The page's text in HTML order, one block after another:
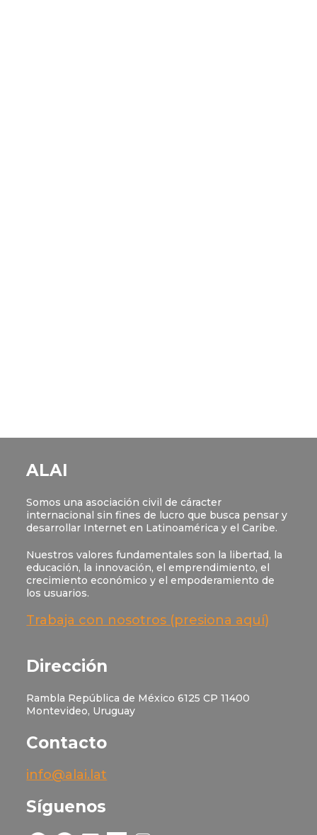
ALAI
Somos una asociación civil de cáracter
internacional sin fines de lucro que busca pensar y
desarrollar Internet en Latinoamérica y el Caribe.
Nuestros valores fundamentales son la libertad, la
educación, la innovación, el emprendimiento, el
crecimiento económico y el empoderamiento de
los usuarios.
Trabaja con nosotros (presiona aquí)
Dirección
Rambla República de México 6125 CP 11400
Montevideo, Uruguay
Contacto
info@alai.lat
Síguenos